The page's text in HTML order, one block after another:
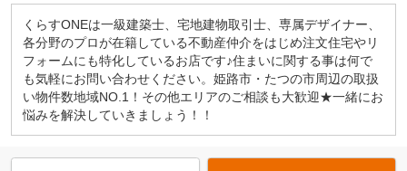
くらすONEは一級建築士、宅地建物取引士、専属デザイナー、
各分野のプロが在籍している不動産仲介をはじめ注文住宅やリ
フォームにも特化しているお店です♪住まいに関する事は何で
も気軽にお問い合わせください。姫路市・たつの市周辺の取扱
い物件数地域NO.1！その他エリアのご相談も大歓迎★一緒にお
悩みを解決していきましょう！！